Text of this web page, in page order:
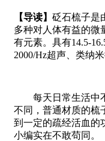
【导读】 砭石梳子是
多种对人体有益的微
有元素。具有14.5-
2000/Hz超声、类纳
每天日常生活中不
不同，普通材质的梳
到一定的疏经活血的
小编实在不敢苟同